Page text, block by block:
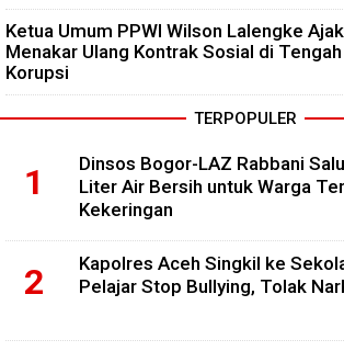
Ketua Umum PPWI Wilson Lalengke
Menakar Ulang Kontrak Sosial di
Korupsi
TERPOPULER
Dinsos Bogor-LAZ Rabbani
Liter Air Bersih untuk Warga
Kekeringan
Kapolres Aceh Singkil ke
Pelajar Stop Bullying, Tolak